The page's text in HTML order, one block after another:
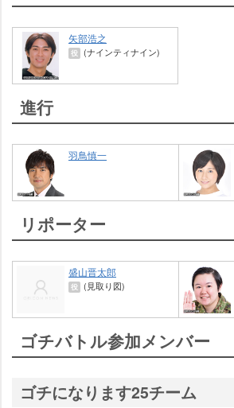
矢部浩之
役 (ナインティナイン)
進行
羽鳥慎一
リポーター
盛山晋太郎
役 (見取り図)
ゴチバトル参加メンバー
ゴチになります25チーム